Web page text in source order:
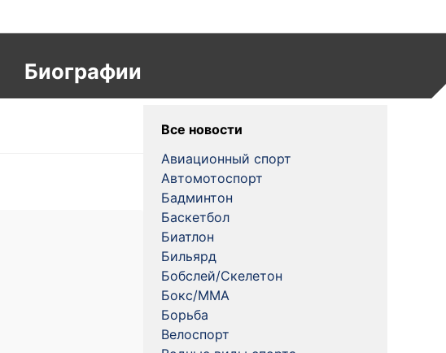
Биографии
Все новости
Авиационный спорт
Автомотоспорт
Бадминтон
Баскетбол
Биатлон
Бильярд
Бобслей/Скелетон
Бокс/MMA
Борьба
Велоспорт